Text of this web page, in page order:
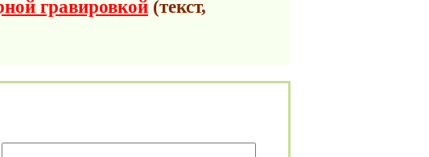
гравировкой (текст,